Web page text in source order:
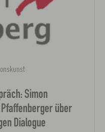
Simon
über
Dialogue